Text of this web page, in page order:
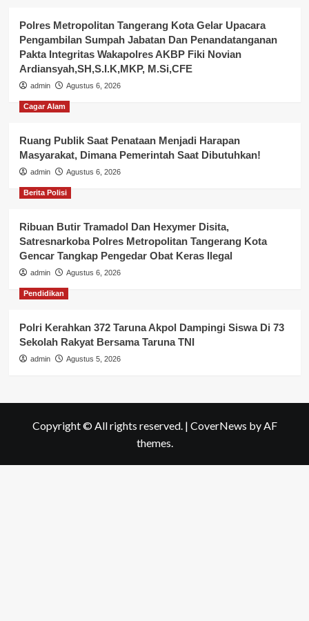
Polres Metropolitan Tangerang Kota Gelar Upacara
Pengambilan Sumpah Jabatan Dan Penandatanganan
Pakta Integritas Wakapolres AKBP Fiki Novian
Ardiansyah,SH,S.I.K,MKP, M.Si,CFE
admin Agustus 6, 2026
Cagar Alam
Ruang Publik Saat Penataan Menjadi Harapan
Masyarakat, Dimana Pemerintah Saat Dibutuhkan!
admin Agustus 6, 2026
Berita Polisi
Ribuan Butir Tramadol Dan Hexymer Disita,
Satresnarkoba Polres Metropolitan Tangerang Kota
Gencar Tangkap Pengedar Obat Keras Ilegal
admin Agustus 6, 2026
Pendidikan
Polri Kerahkan 372 Taruna Akpol Dampingi Siswa Di 73
Sekolah Rakyat Bersama Taruna TNI
admin Agustus 5, 2026
Copyright © All rights reserved. | CoverNews by AF
themes.